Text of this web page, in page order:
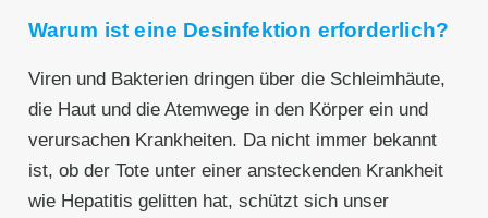
Warum ist eine Desinfektion erforderlich?
Viren und Bakterien dringen über die Schleimhäute,
die Haut und die Atemwege in den Körper ein und
verursachen Krankheiten. Da nicht immer bekannt
ist, ob der Tote unter einer ansteckenden Krankheit
wie Hepatitis gelitten hat, schützt sich unser